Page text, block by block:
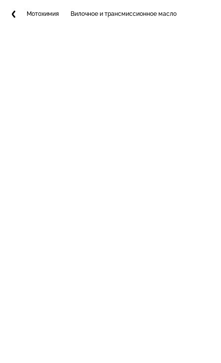
Мотохимия Вилочное и трансмиссионное масло